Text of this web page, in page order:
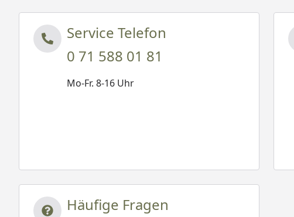
Service Telefon
0 71 588 01 81
Mo-Fr. 8-16 Uhr
Häufige Fragen